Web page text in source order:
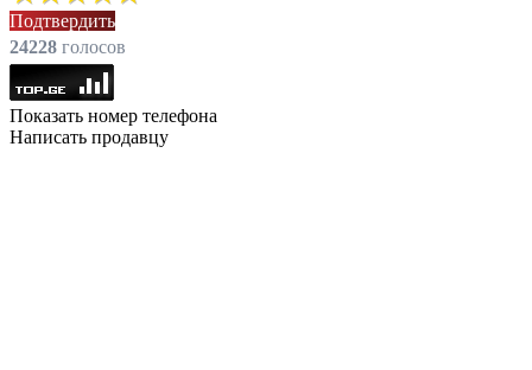
Подтвердить
24228 голоcов
Показать номер телефона
Написать продавцу